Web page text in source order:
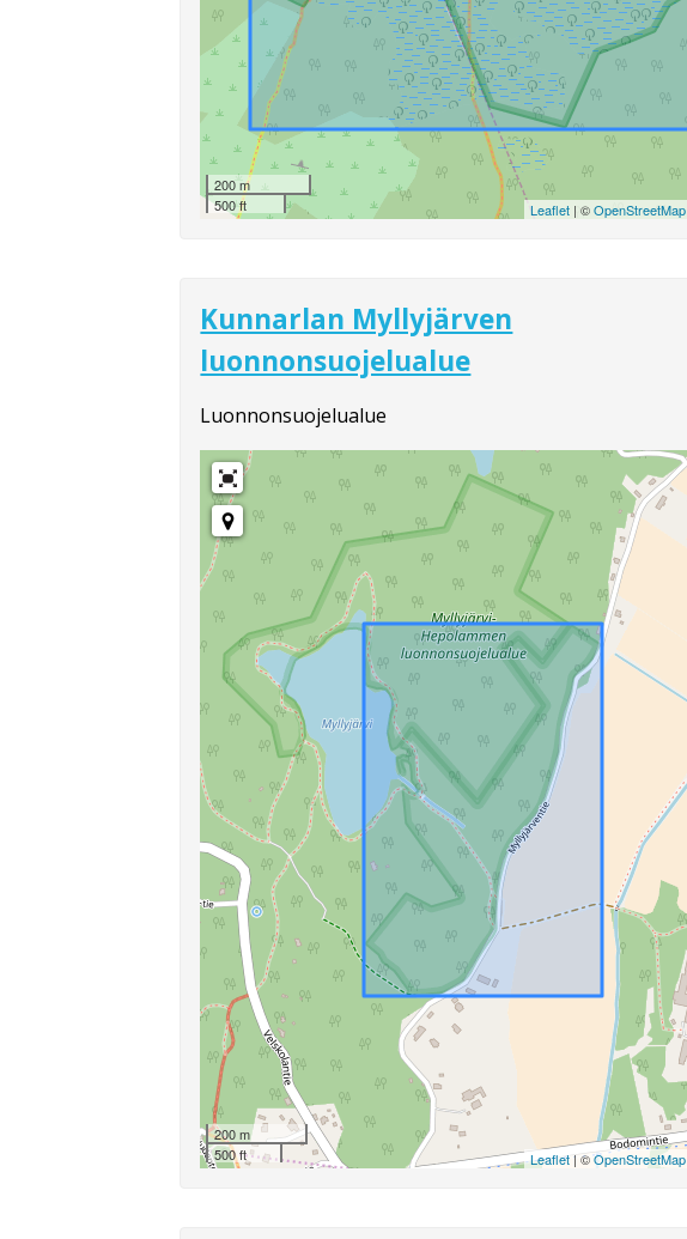
200 m
500 ft
Leaflet | ©OpenStreetMap
Kunnarlan Myllyjärven
luonnonsuojelualue
Luonnonsuojelualue
200 m
500 ft
Leaflet| ©OpenStreetMap